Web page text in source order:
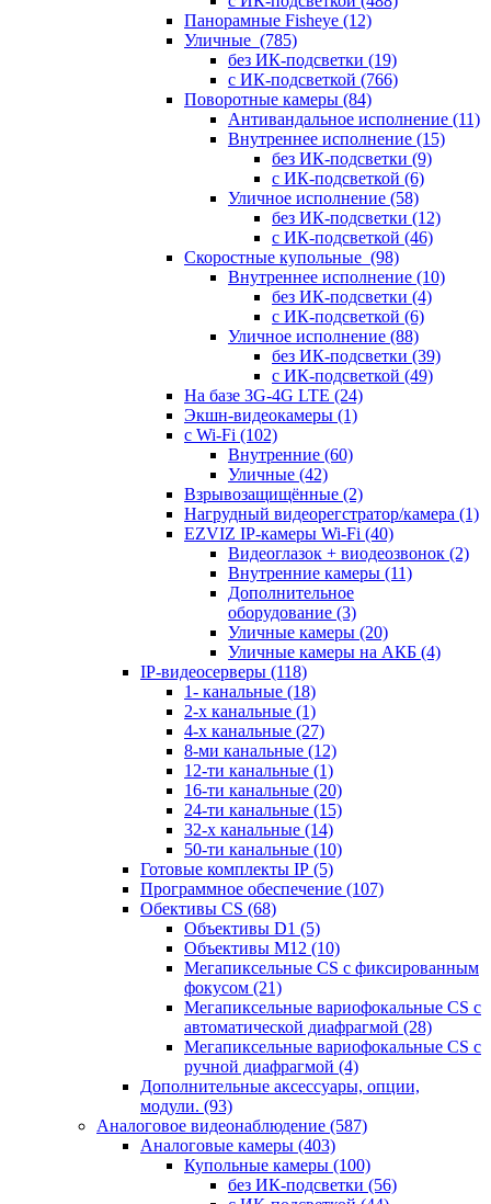
Панорамные Fisheye (12)
Уличные (785)
без ИК-подсветки (19)
с ИК-подсветкой (766)
Поворотные камеры (84)
Антивандальное исполнение (11)
Внутреннее исполнение (15)
без ИК-подсветки (9)
с ИК-подсветкой (6)
Уличное исполнение (58)
без ИК-подсветки (12)
с ИК-подсветкой (46)
Скоростные купольные (98)
Внутреннее исполнение (10)
без ИК-подсветки (4)
с ИК-подсветкой (6)
Уличное исполнение (88)
без ИК-подсветки (39)
с ИК-подсветкой (49)
На базе 3G-4G LTE (24)
Экшн-видеокамеры (1)
с Wi-Fi (102)
Внутренние (60)
Уличные (42)
Взрывозащищённые (2)
Нагрудный видеорегстратор/камера (1)
EZVIZ IP-камеры Wi-Fi (40)
Видеоглазок + виодеозвонок (2)
Внутренние камеры (11)
Дополнительное
оборудование (3)
Уличные камеры (20)
Уличные камеры на АКБ (4)
IP-видеосерверы (118)
1- канальные (18)
2-х канальные (1)
4-х канальные (27)
8-ми канальные (12)
12-ти канальные (1)
16-ти канальные (20)
24-ти канальные (15)
32-х канальные (14)
50-ти канальные (10)
Готовые комплекты IP (5)
Программное обеспечение (107)
Обективы CS (68)
Объективы D1 (5)
Объективы M12 (10)
Мегапиксельные CS c фиксированным
фокусом (21)
Мегапиксельные вариофокальные CS c
автоматической диафрагмой (28)
Мегапиксельные вариофокальные CS c
ручной диафрагмой (4)
Дополнительные аксессуары, опции,
модули. (93)
Аналоговое видеонаблюдение (587)
Аналоговые камеры (403)
Купольные камеры (100)
без ИК-подсветки (56)